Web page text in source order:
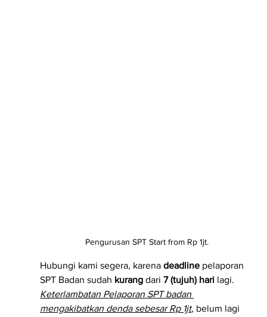
Pengurusan SPT Start from Rp 1jt.
Hubungi kami segera, karena deadline pelaporan
SPT Badan sudah kurang dari 7 (tujuh) hari lagi.
Keterlambatan Pelaporan SPT badan
mengakibatkan denda sebesar Rp 1jt, belum lagi